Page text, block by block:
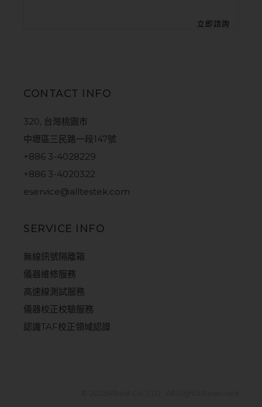
CONTACT INFO
320, 台灣桃園市
中壢區三民路一段147號
+886 3-4028229
+886 3-4020322
eservice@alltestek.com
SERVICE INFO
無線訊號隔離箱
儀器維修服務
高速線測試服務
儀器校正校驗服務
認識TAF校正領域認證